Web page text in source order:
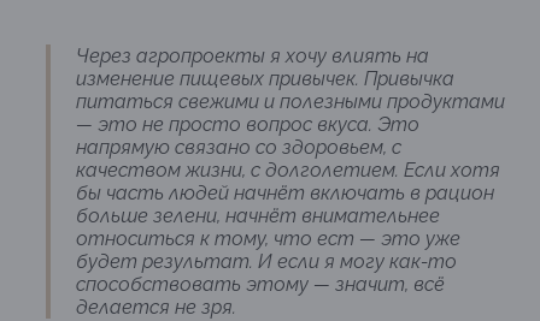
Через агропроекты я хочу влиять на
изменение пищевых привычек. Привычка
питаться свежими и полезными продуктами
— это не просто вопрос вкуса. Это
напрямую связано со здоровьем, с
качеством жизни, с долголетием. Если хотя
бы часть людей начнёт включать в рацион
больше зелени, начнёт внимательнее
относиться к тому, что ест — это уже
будет результат. И если я могу как-то
способствовать этому — значит, всё
делается не зря.